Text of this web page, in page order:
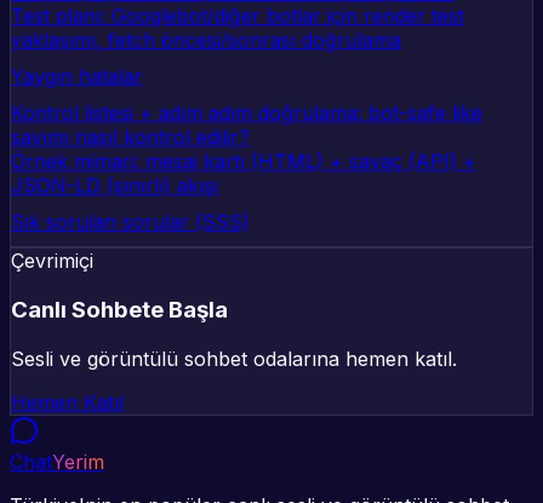
Test planı: Googlebot/diğer botlar için render test
yaklaşımı, fetch öncesi/sonrası doğrulama
Yaygın hatalar
Kontrol listesi + adım adım doğrulama: bot-safe like
sayımı nasıl kontrol edilir?
Örnek mimari: mesaj kartı (HTML) + sayaç (API) +
JSON-LD (sınırlı) akışı
Sık sorulan sorular (SSS)
Çevrimiçi
Canlı Sohbete Başla
Sesli ve görüntülü sohbet odalarına hemen katıl.
Hemen Katıl
ChatYerim